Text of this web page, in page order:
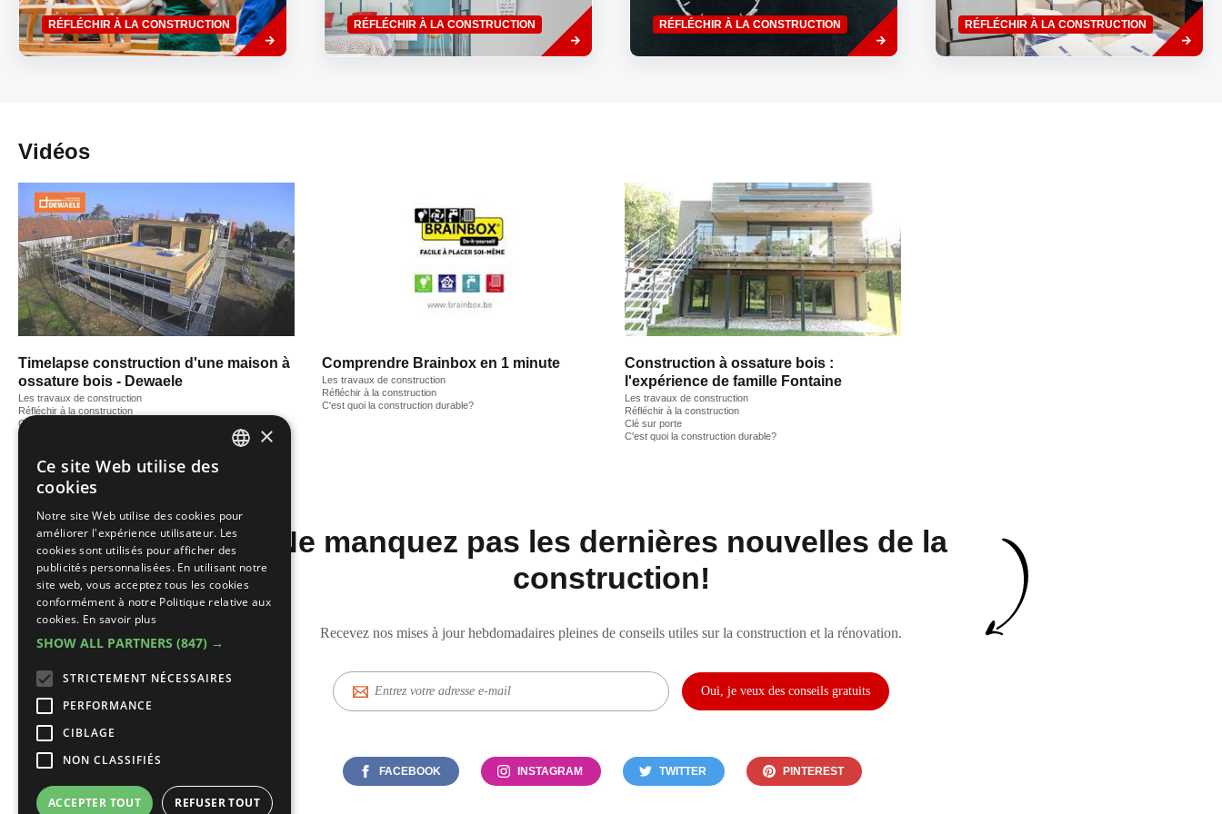
RÉFLÉCHIR À LA CONSTRUCTION
Savoir
plus
RÉFLÉCHIR À LA CONSTRUCTION
Read
more
RÉFLÉCHIR À LA CONSTRUCTION
Savoir
plus
RÉFLÉCHIR À LA CONSTRUCTION
Savoir
plus
Vidéos
Timelapse construction d'une maison à
ossature bois - Dewaele
Les travaux de construction
Réfléchir à la construction
C'est quoi la construction durable?
Comprendre Brainbox en 1 minute
Les travaux de construction
Réfléchir à la construction
C'est quoi la construction durable?
Construction à ossature bois :
l'expérience de famille Fontaine
Les travaux de construction
Réfléchir à la construction
Clé sur porte
C'est quoi la construction durable?
Ne manquez pas les dernières nouvelles de la
construction!
Recevez nos mises à jour hebdomadaires pleines de conseils utiles sur la construction et la rénovation.
E-
mail
FACEBOOK INSTAGRAM TWITTER PINTEREST
×
Ce site Web utilise des
cookies
Notre site Web utilise des cookies pour
améliorer l'expérience utilisateur. Les
cookies sont utilisés pour afficher des
publicités personnalisées. En utilisant notre
site web, vous acceptez tous les cookies
conformément à notre Politique relative aux
cookies. En savoir plus
SHOW ALL PARTNERS (847) →
STRICTEMENT NÉCESSAIRES
PERFORMANCE
CIBLAGE
NON CLASSIFIÉS
ACCEPTER TOUT REFUSER TOUT